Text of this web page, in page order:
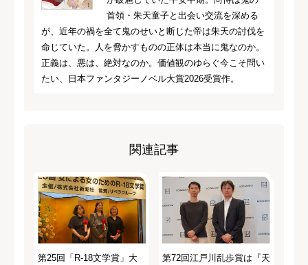
首領・朱天童子と出会い交流を深める
が、近年の禍を全て鬼のせいと断じた帝は朱天の討伐を
命じていた。人を脅かすものの正体は本当に鬼なのか。
正義は、悪は、絶対なのか。価値観のゆらぐ今こそ問い
たい、日本ファンタジーノベル大賞2026受賞作。
関連記事
第25回「R-18文学賞」大
第72回江戸川乱歩賞は『天